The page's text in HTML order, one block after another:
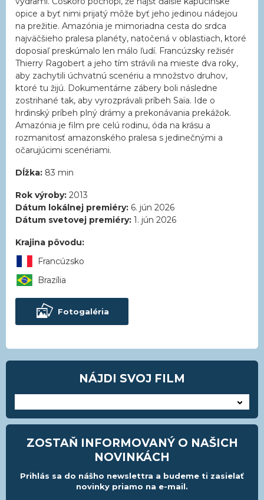
opice a byť nimi prijatý môže byť jeho jedinou nádejou
na prežitie. Amazónia je mimoriadna cesta do srdca
najväčšieho pralesa planéty, natočená v oblastiach, ktoré
doposiaľ preskúmalo len málo ľudí. Francúzsky režisér
Thierry Ragobert a jeho tím strávili na mieste dva roky,
aby zachytili úchvatnú scenériu a množstvo druhov,
ktoré tu žijú. Dokumentárne zábery boli následne
zostrihané tak, aby vyrozprávali príbeh Saïa. Ide o
hrdinský príbeh plný drámy a prekonávania prekážok.
Amazónia je film pre celú rodinu, óda na krásu a
rozmanitosť amazonského pralesa s jedinečnými a
očarujúcimi scenériami.
Dĺžka: 83 min
Rok výroby: 2013
Dátum lokálnej premiéry: 6. jún 2026
Dátum svetovej premiéry: 1. jún 2026
Krajina pôvodu:
Francúzsko
Brazília
Fotogaléria
NÁJDI SVOJ FILM
ZOSTAŇ INFORMOVANÝ O NAŠICH
NOVINKÁCH
Prihlás sa do nášho newslettra a budeme ti zasielať
novinky priamo na e-mail.